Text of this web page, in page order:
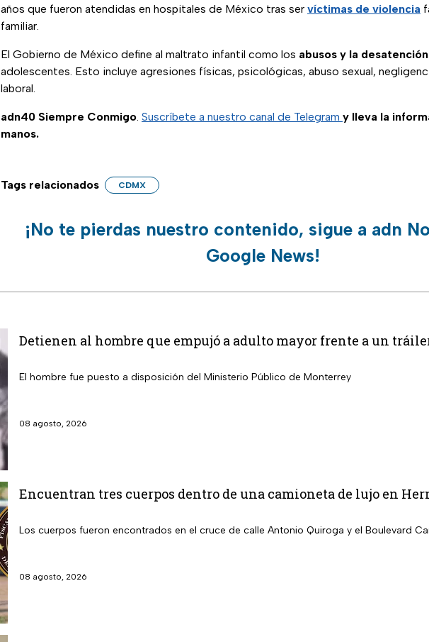
años que fueron atendidas en hospitales de México tras ser víctimas de violencia
familiar.
El Gobierno de México define al maltrato infantil como los abusos y la
adolescentes. Esto incluye agresiones físicas, psicológicas, abuso sexual,
laboral.
adn40 Siempre Conmigo. Suscríbete a nuestro canal de Telegram y lleva la
manos.
Tags relacionados CDMX
¡No te pierdas nuestro contenido, sigue a adn
Google News!
Detienen al hombre que empujó a adulto mayor frente a un
El hombre fue puesto a disposición del Ministerio Público de Monterrey
08 agosto, 2026
Encuentran tres cuerpos dentro de una camioneta de lujo en
Los cuerpos fueron encontrados en el cruce de calle Antonio Quiroga y el Boulevard
08 agosto, 2026